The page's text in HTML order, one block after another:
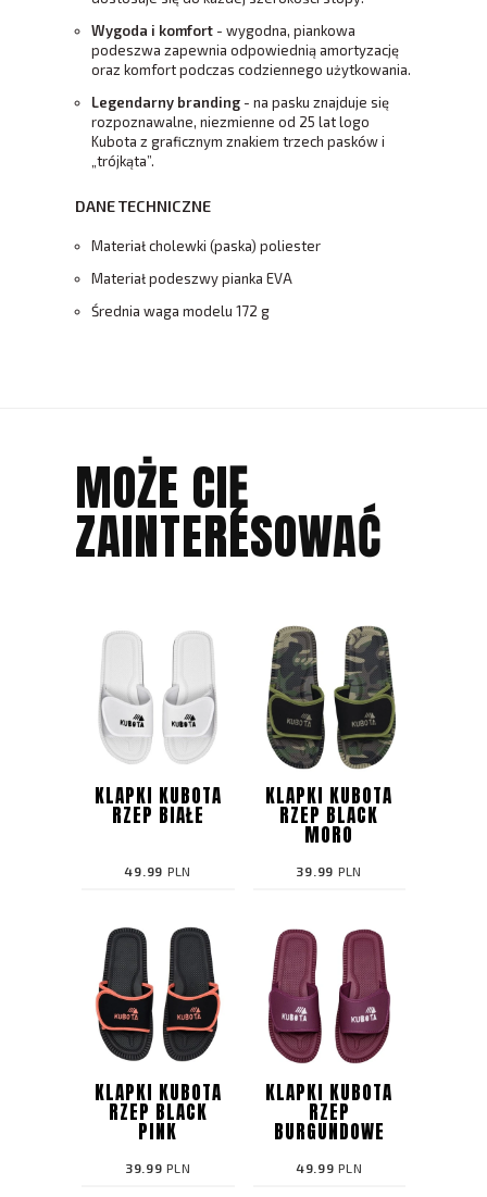
Wygoda i komfort - wygodna, piankowa
podeszwa zapewnia odpowiednią amortyzację
oraz komfort podczas codziennego użytkowania.
Legendarny branding - na pasku znajduje się
rozpoznawalne, niezmienne od 25 lat logo
Kubota z graficznym znakiem trzech pasków i
„trójkąta”.
DANE TECHNICZNE
Materiał cholewki (paska) poliester
Materiał podeszwy pianka EVA
Średnia waga modelu 172 g
MOŻE CIĘ
ZAINTERESOWAĆ
KLAPKI KUBOTA
RZEP BIAŁE
49.99 PLN
KLAPKI KUBOTA
RZEP BLACK
MORO
39.99 PLN
KLAPKI KUBOTA
RZEP BLACK
PINK
39.99 PLN
KLAPKI KUBOTA
RZEP
BURGUNDOWE
49.99 PLN